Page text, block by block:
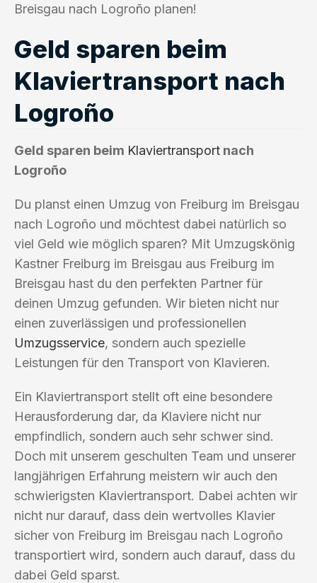
Breisgau nach Logroño planen!
Geld sparen beim
Klaviertransport nach
Logroño
Geld sparen beim Klaviertransport nach
Logroño
Du planst einen Umzug von Freiburg im Breisgau
nach Logroño und möchtest dabei natürlich so
viel Geld wie möglich sparen? Mit Umzugskönig
Kastner Freiburg im Breisgau aus Freiburg im
Breisgau hast du den perfekten Partner für
deinen Umzug gefunden. Wir bieten nicht nur
einen zuverlässigen und professionellen
Umzugsservice, sondern auch spezielle
Leistungen für den Transport von Klavieren.
Ein Klaviertransport stellt oft eine besondere
Herausforderung dar, da Klaviere nicht nur
empfindlich, sondern auch sehr schwer sind.
Doch mit unserem geschulten Team und unserer
langjährigen Erfahrung meistern wir auch den
schwierigsten Klaviertransport. Dabei achten wir
nicht nur darauf, dass dein wertvolles Klavier
sicher von Freiburg im Breisgau nach Logroño
transportiert wird, sondern auch darauf, dass du
dabei Geld sparst.